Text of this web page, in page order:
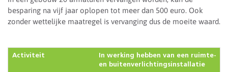
besparing na vijf jaar oplopen tot meer dan 500 euro. Ook
zonder wettelijke maatregel is vervanging dus de moeite waard.
Activiteit
In werking hebben van een ruimte-
en buitenverlichtingsinstallatie